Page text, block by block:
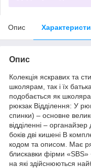
Опис
Опис
Колекція яскравих та
школярам, так і їх
подобається як
рюкзак Відділення: У
спинки) – основне
відділенні –
боків дві кишені В
кодом та описом. Має
блискавки фірми «SBS»
на які здійснюються